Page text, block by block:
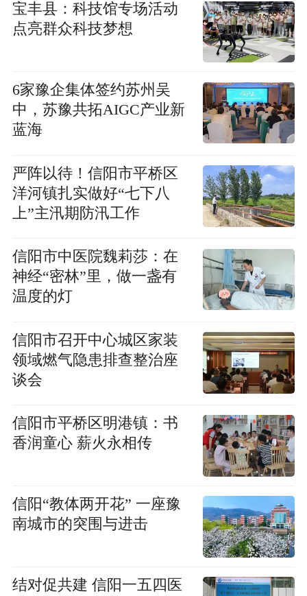
宝丰县：科技馆专场活动
点亮群众科技梦想
6家豫企集体签约苏州吴
中，苏豫共拓AIGC产业新
蓝海
严阵以待！信阳市平桥区
洋河镇扎实做好“七下八
上”主汛期防汛工作
信阳市中医院魏莉莎：在
神经“密林”里，做一盏有
温度的灯
信阳市召开中心城区家装
领域燃气隐患排查整治座
谈会
信阳市平桥区明港镇：书
香润童心 薪火永相传
信阳“教体两开花” 一座豫
南城市的突围与进击
结对促共建 信阳一五四医